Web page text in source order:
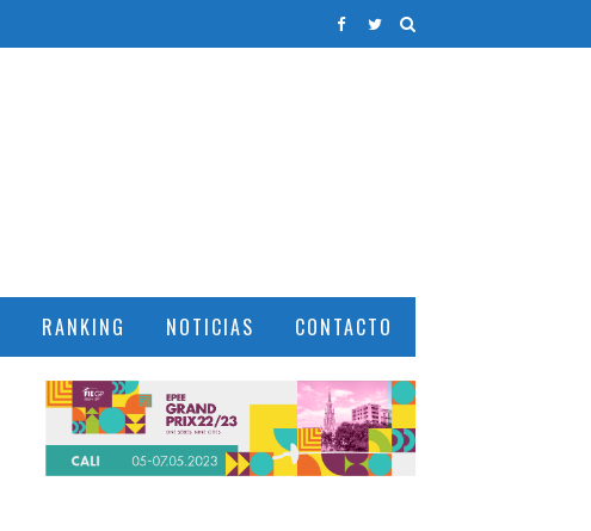
RANKING NOTICIAS CONTACTO